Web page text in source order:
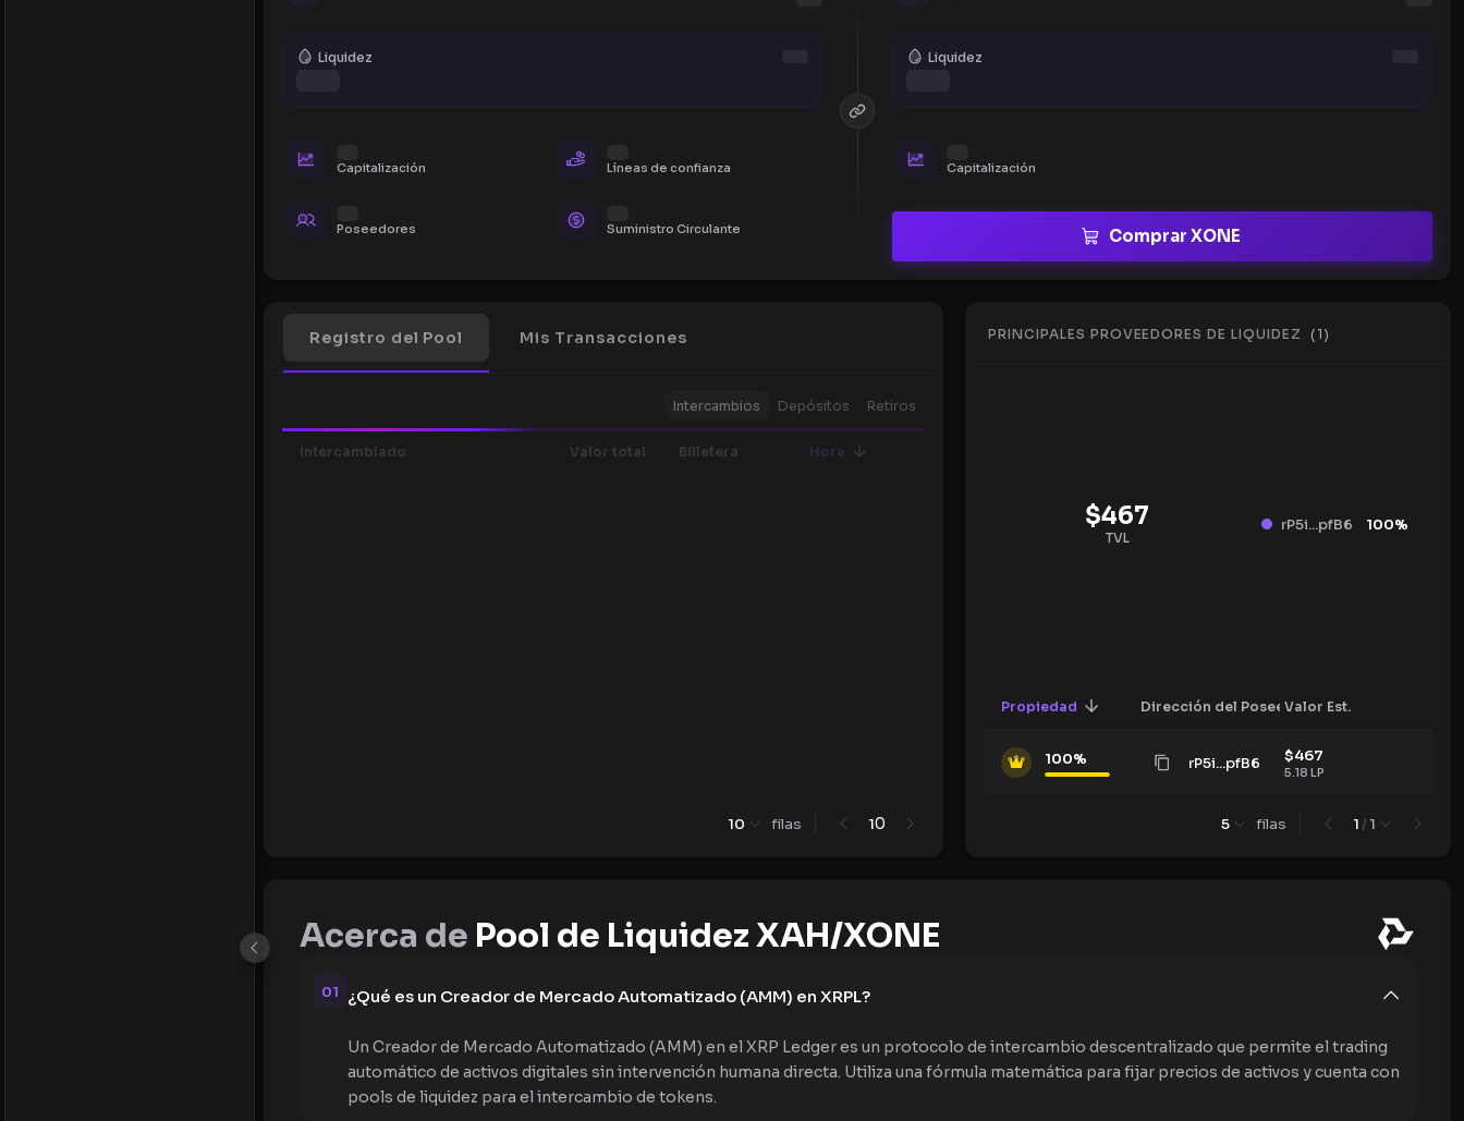
Liquidez
Capitalización Líneas de confianza
Poseedores Suministro Circulante
Liquidez
Capitalización
Comprar XONE
Registro del Pool Mis Transacciones
Intercambios Depósitos Retiros
Intercambiado Valor total Billetera Hora
10 filas 10
PRINCIPALES PROVEEDORES DE LIQUIDEZ ( 1)
$467
TVL
rP5i...pfB6 100%
Propiedad Dirección del PoseedorValor Est.
100% rP5i...pfB6 $467
5.18 LP
5 filas 1 / 1
Acerca de Pool de Liquidez XAH/XONE
01 ¿Qué es un Creador de Mercado Automatizado (AMM) en XRPL?
Un Creador de Mercado Automatizado (AMM) en el XRP Ledger es un protocolo de intercambio descentralizado que permite el trading
automático de activos digitales sin intervención humana directa. Utiliza una fórmula matemática para fijar precios de activos y cuenta con
pools de liquidez para el intercambio de tokens.